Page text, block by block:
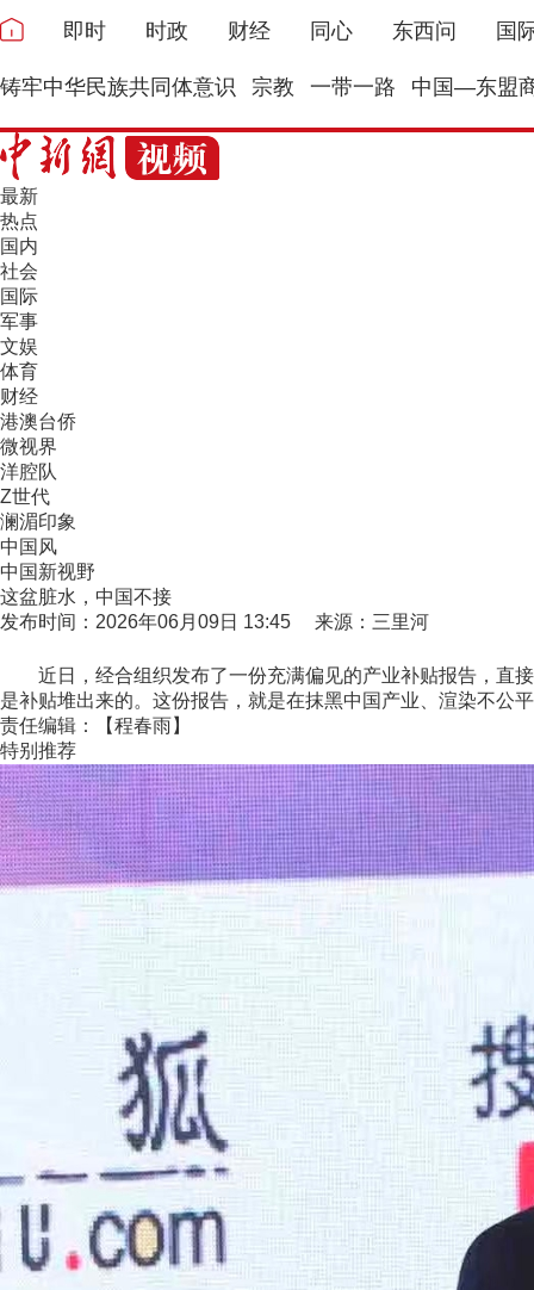
即时 时政 财经 同心 东西问 国
铸牢中华民族共同体意识 宗教 一带一路 中国—东盟
最新
热点
国内
社会
国际
军事
文娱
体育
财经
港澳台侨
微视界
洋腔队
Z世代
澜湄印象
中国风
中国新视野
这盆脏水，中国不接
发布时间：2026年06月09日 13:45 来源：三里河
近日，经合组织发布了一份充满偏见的产业补贴报告，直接
是补贴堆出来的。这份报告，就是在抹黑中国产业、渲染不公
责任编辑：【程春雨】
特别推荐